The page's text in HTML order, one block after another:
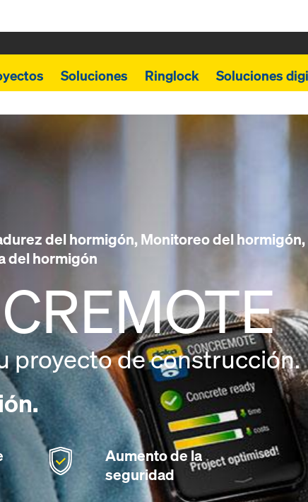
Soluciones Ringlock Soluciones
del hormigón, Monitoreo del hormigón,
del hormigón
proyecto de construcción.
Aumento de la
seguridad